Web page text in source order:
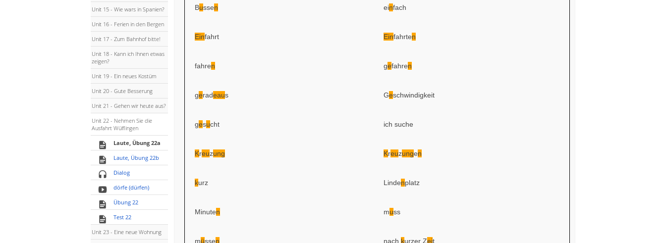
Unit 15 - Wie wars in Spanien?
Unit 16 - Ferien in den Bergen
Unit 17 - Zum Bahnhof bitte!
Unit 18 - Kann ich Ihnen etwas
zeigen?
Unit 19 - Ein neues Kostüm
Unit 20 - Gute Besserung
Unit 21 - Gehen wir heute aus?
Unit 22 - Nehmen Sie die
Ausfahrt Wülflingen
Laute, Übung 22a
Laute, Übung 22b
Dialog
dörfe (dürfen)
Übung 22
Test 22
Unit 23 - Eine neue Wohnung
Bussen einfach
Einfahrt Einfahrten
fahren gefahren
geradeaus Geschwindigkeit
gesucht ich suche
Kreuzung Kreuzungen
kurz Lindenplatz
Minuten muss
müssen nach kurzer Zeit